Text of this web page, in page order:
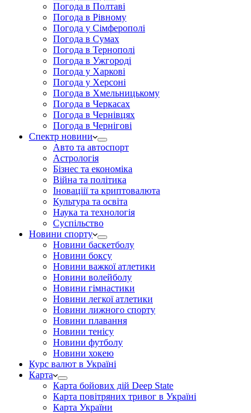
Погода в Полтаві
Погода в Рівному
Погода у Сімферополі
Погода в Сумах
Погода в Тернополі
Погода в Ужгороді
Погода у Харкові
Погода у Херсоні
Погода в Хмельницькому
Погода в Черкасах
Погода в Чернівцях
Погода в Чернігові
Спектр новини
Авто та автоспорт
Астрологія
Бізнес та економіка
Війна та політика
Іноваціії та криптовалюта
Культура та освіта
Наука та технологія
Суспільство
Новини спорту
Новини баскетболу
Новини боксу
Новини важкої атлетики
Новини волейболу
Новини гімнастики
Новини легкої атлетики
Новини лижного спорту
Новини плавання
Новини тенісу
Новини футболу
Новини хокею
Курс валют в Україні
Карта
Карта бойових дій Deep State
Карта повітряних тривог в Україні
Карта України